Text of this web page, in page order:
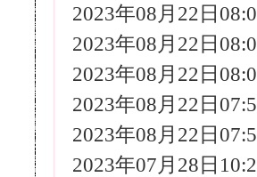
2023年08月22日
2023年08月22日
2023年08月22日
2023年08月22日
2023年08月22日
2023年07月28日